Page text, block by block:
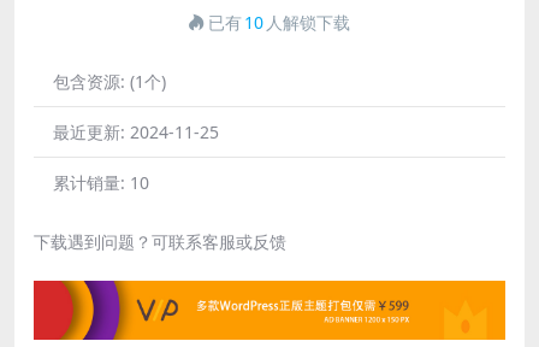
已有10 人解锁下载
包含资源: (1个)
最近更新: 2024-11-25
累计销量: 10
下载遇到问题？可联系客服或反馈